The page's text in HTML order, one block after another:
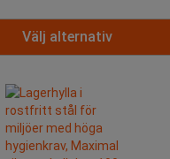
Välj alternativ